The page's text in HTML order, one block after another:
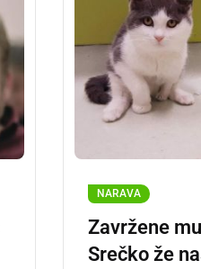
NARAVA
Zavržene
Srečko že